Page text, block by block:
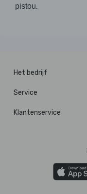
pistou.
Het bedrijf
Service
Klantenservice